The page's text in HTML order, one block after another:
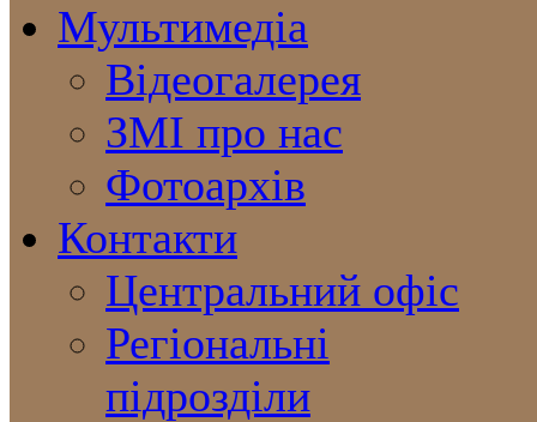
Мультимедіа
Відеогалерея
ЗМІ про нас
Фотоархів
Контакти
Центральний офіс
Регіональні
підрозділи